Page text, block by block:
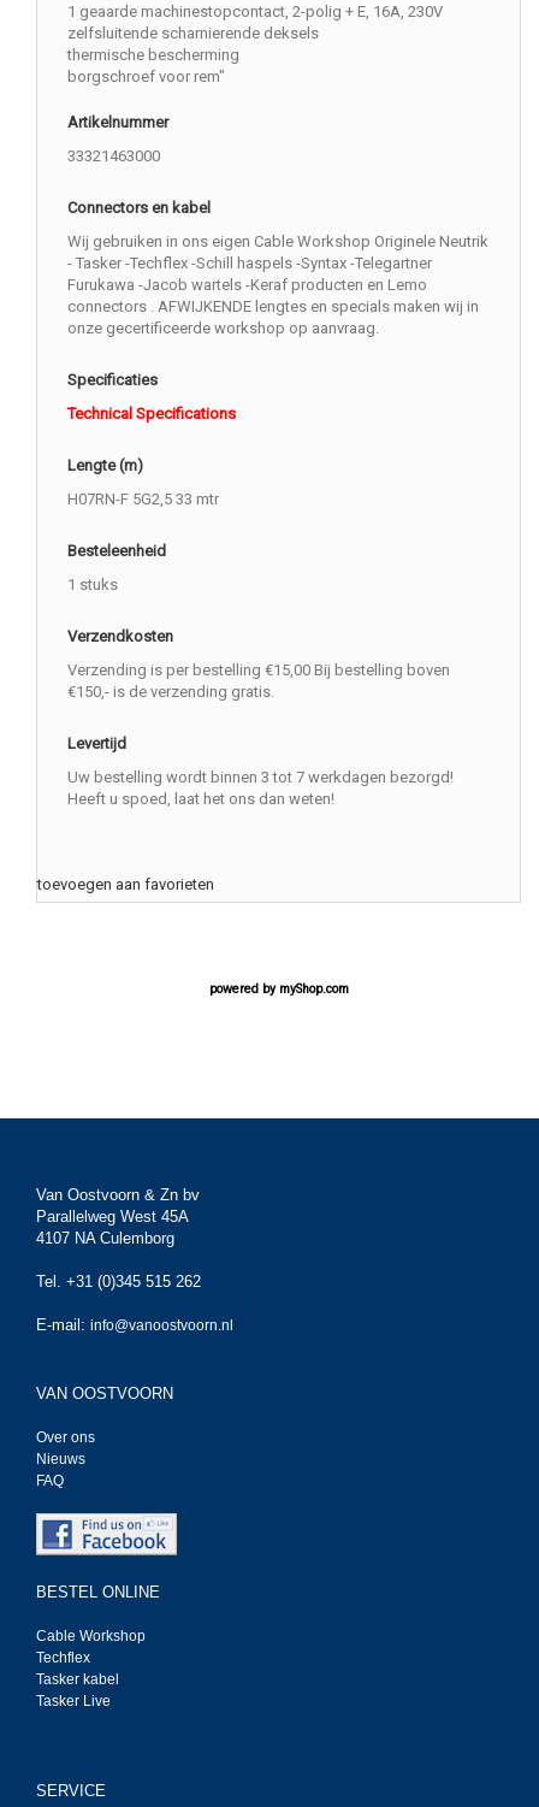
1 geaarde machinestopcontact, 2-polig + E, 16A, 230V
zelfsluitende scharnierende deksels
thermische bescherming
borgschroef voor rem"
Artikelnummer
33321463000
Connectors en kabel
Wij gebruiken in ons eigen Cable Workshop Originele Neutrik
- Tasker -Techflex -Schill haspels -Syntax -Telegartner
Furukawa -Jacob wartels -Keraf producten en Lemo
connectors . AFWIJKENDE lengtes en specials maken wij in
onze gecertificeerde workshop op aanvraag.
Specificaties
Technical Specifications
Lengte (m)
H07RN-F 5G2,5 33 mtr
Besteleenheid
1 stuks
Verzendkosten
Verzending is per bestelling €15,00 Bij bestelling boven
€150,- is de verzending gratis.
Levertijd
Uw bestelling wordt binnen 3 tot 7 werkdagen bezorgd!
Heeft u spoed, laat het ons dan weten!
toevoegen aan favorieten
powered by myShop.com
Van Oostvoorn & Zn bv
Parallelweg West 45A
4107 NA Culemborg
Tel. +31 (0)345 515 262
E-mail: info@vanoostvoorn.nl
VAN OOSTVOORN
Over ons
Nieuws
FAQ
BESTEL ONLINE
Cable Workshop
Techflex
Tasker kabel
Tasker Live
SERVICE